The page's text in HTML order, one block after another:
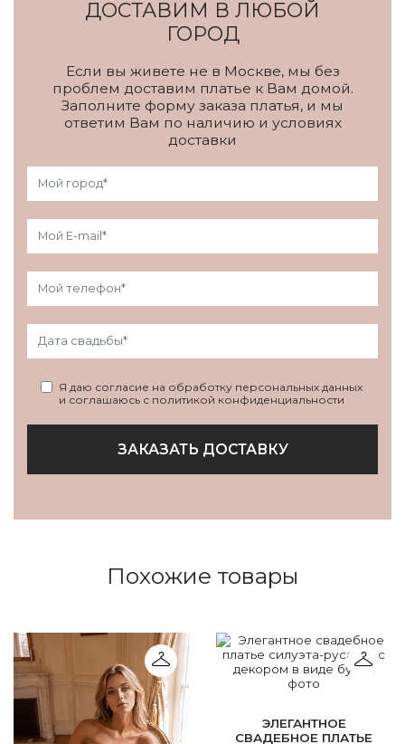
ДОСТАВИМ В ЛЮБОЙ
ГОРОД
Если вы живете не в Москве, мы без
проблем доставим платье к Вам домой.
Заполните форму заказа платья, и мы
ответим Вам по наличию и условиях
доставки
Я даю согласие на обработку персональных данных
и соглашаюсь с политикой конфиденциальности
ЗАКАЗАТЬ ДОСТАВКУ
Похожие товары
ЭЛЕГАНТНОЕ
СВАДЕБНОЕ ПЛАТЬЕ